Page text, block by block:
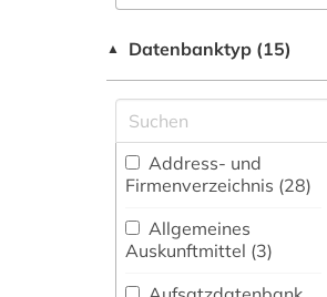
Vermessungswesen
(19)
Biologie,
Biotechnologie (20)
Buch- und
Bibliothekswesen,
Informationswissenschaft
agrarforschung (1)
agrarprodukt (1)
agrarrecht (1)
aktie (3)
▲ Datenbanktyp (15)
Address- und
Firmenverzeichnis (28)
Allgemeines
Auskunftmittel (3)